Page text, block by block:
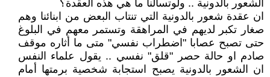
الشعور بالدونية .. ولوتسألنا ما هي هذه العقدة؟
ان عقدة شعور بالدونية التي تنتاب البعض من ابنائنا وهم
صغار تكبر لديهم في المراهقة وتستمر معهم في البلوغ
حتى تصبح عصابا "اضطراب نفسي" متى ما أثاره موقف
صادم او حالة حصر "قلق" نفسي .. يقول علماء النفس
ان الشعور بالدونية يصبح استجابة شخصية برمتها أمام